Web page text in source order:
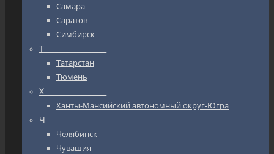
Самара
Саратов
Симбирск
Т_________________
Татарстан
Тюмень
Х_________________
Ханты-Мансийский автономный округ-Югра
Ч_________________
Челябинск
Чувашия